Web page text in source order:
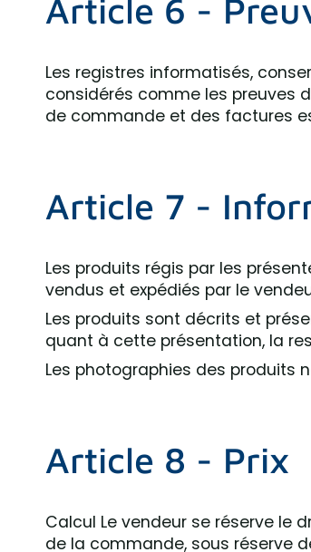
Article 6 -
Les registres informatisés,
considérés comme les preuves
de commande et des factures
Article 7 -
Les produits régis par les
vendus et expédiés par le
Les produits sont décrits et
quant à cette présentation, la
Les photographies des produits
Article 8 - Prix
Calcul Le vendeur se réserve le
de la commande, sous réserve